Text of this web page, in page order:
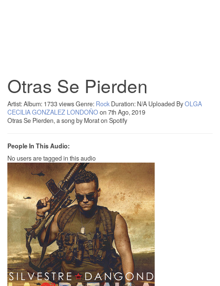
Otras Se Pierden
Artist:Album: 1733 viewsGenre: Rock Duration: N/A Uploaded ByOLGA
CECILIA GONZALEZ LONDOÑOon 7th Ago, 2019
Otras Se Pierden, a song by Morat on Spotify
People In This Audio:
No users are tagged in this audio